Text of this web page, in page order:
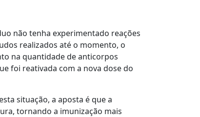
não tenha experimentado reações
realizados até o momento, o
na quantidade de anticorpos
foi reativada com a nova dose do
situação, a aposta é que a
tornando a imunização mais